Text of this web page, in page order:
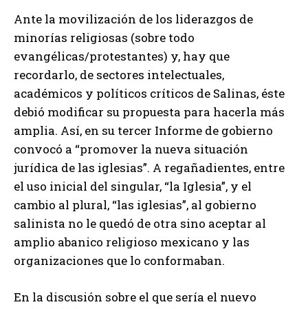
Ante la movilización de los liderazgos de
minorías religiosas (sobre todo
evangélicas/protestantes) y, hay que
recordarlo, de sectores intelectuales,
académicos y políticos críticos de Salinas, éste
debió modificar su propuesta para hacerla más
amplia. Así, en su tercer Informe de gobierno
convocó a “promover la nueva situación
jurídica de las iglesias”. A regañadientes, entre
el uso inicial del singular, “la Iglesia”, y el
cambio al plural, “las iglesias”, al gobierno
salinista no le quedó de otra sino aceptar al
amplio abanico religioso mexicano y las
organizaciones que lo conformaban.
En la discusión sobre el que sería el nuevo